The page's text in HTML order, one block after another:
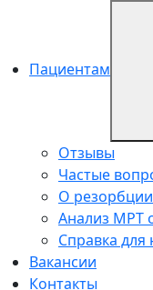
Пациентам
Отзывы
Частые
О резорбции
Анализ МРТ
Справка для
Вакансии
Контакты